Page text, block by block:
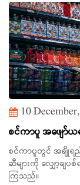
10
စင်ကာပူ အဖျော်ယ
စင်ကာပူတွင် အချိုရ
ဆီများကို လျှော့ချပ
ကြသည်။